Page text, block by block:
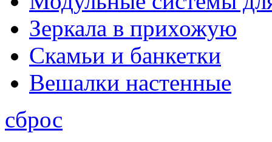
Зеркала в прихожую
Скамьи и банкетки
Вешалки настенные
сброс